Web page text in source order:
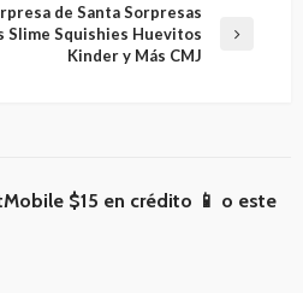
de Santa Sorpresas
Slime Squishies Huevitos
Kinder y Más CMJ
$15 en crédito 📱 o este